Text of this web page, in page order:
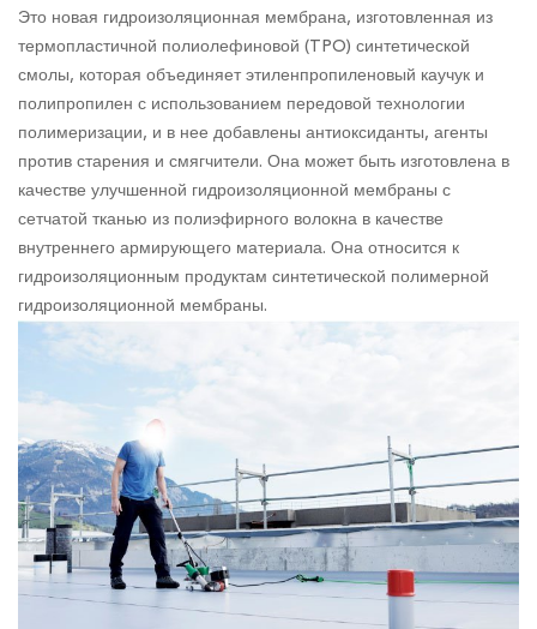
Это новая гидроизоляционная мембрана, изготовленная из
термопластичной полиолефиновой (TPO) синтетической
смолы, которая объединяет этиленпропиленовый каучук и
полипропилен с использованием передовой технологии
полимеризации, и в нее добавлены антиоксиданты, агенты
против старения и смягчители. Она может быть изготовлена в
качестве улучшенной гидроизоляционной мембраны с
сетчатой тканью из полиэфирного волокна в качестве
внутреннего армирующего материала. Она относится к
гидроизоляционным продуктам синтетической полимерной
гидроизоляционной мембраны.